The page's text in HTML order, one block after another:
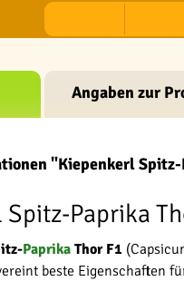
Angaben zur
"Kiepenkerl Spitz-
Spitz-Paprika
Paprika Thor F1
beste Eigenschaften